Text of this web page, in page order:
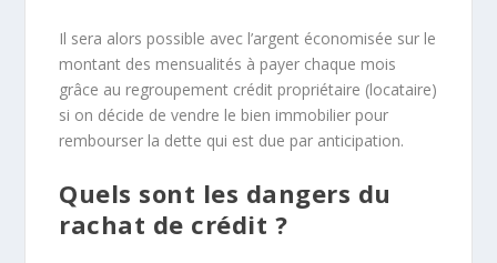
Il sera alors possible avec l’argent économisée sur le
montant des mensualités à payer chaque mois
grâce au regroupement crédit propriétaire (locataire)
si on décide de vendre le bien immobilier pour
rembourser la dette qui est due par anticipation.
Quels sont les dangers du
rachat de crédit ?